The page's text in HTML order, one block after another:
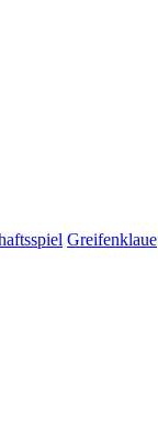
Greifenklaue